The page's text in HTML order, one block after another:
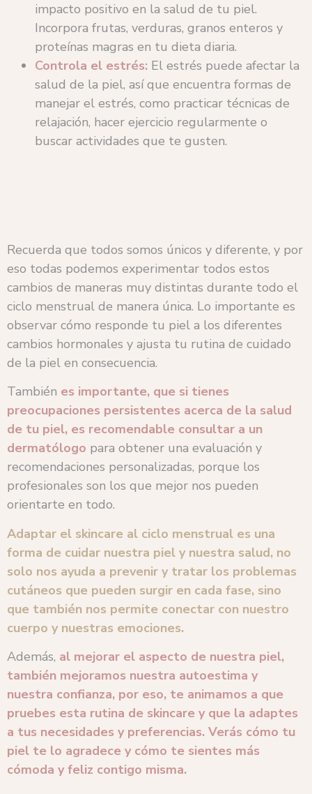
impacto positivo en la salud de tu piel.
Incorpora frutas, verduras, granos enteros y
proteínas magras en tu dieta diaria.
Controla el estrés: El estrés puede afectar la
salud de la piel, así que encuentra formas de
manejar el estrés, como practicar técnicas de
relajación, hacer ejercicio regularmente o
buscar actividades que te gusten.
Recuerda que todos somos únicos y diferente, y por
eso todas podemos experimentar todos estos
cambios de maneras muy distintas durante todo el
ciclo menstrual de manera única. Lo importante es
observar cómo responde tu piel a los diferentes
cambios hormonales y ajusta tu rutina de cuidado
de la piel en consecuencia.
También es importante, que si tienes
preocupaciones persistentes acerca de la salud
de tu piel, es recomendable consultar a un
dermatólogo para obtener una evaluación y
recomendaciones personalizadas, porque los
profesionales son los que mejor nos pueden
orientarte en todo.
Adaptar el skincare al ciclo menstrual es una
forma de cuidar nuestra piel y nuestra salud, no
solo nos ayuda a prevenir y tratar los problemas
cutáneos que pueden surgir en cada fase, sino
que también nos permite conectar con nuestro
cuerpo y nuestras emociones.
Además, al mejorar el aspecto de nuestra piel,
también mejoramos nuestra autoestima y
nuestra confianza, por eso, te animamos a que
pruebes esta rutina de skincare y que la adaptes
a tus necesidades y preferencias. Verás cómo tu
piel te lo agradece y cómo te sientes más
cómoda y feliz contigo misma.